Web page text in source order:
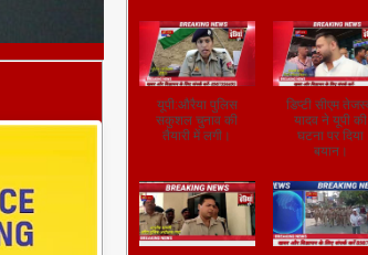
यूपी:औरैया पुलिस
सकुशल चुनाव की
तैयारी में लगी।
डिप्टी सीएम
यादव ने यूपी की
घटना पर दिया
बयान।